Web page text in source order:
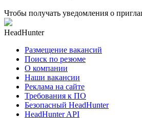
Чтобы получать уведомления о
HeadHunter
Размещение вакансий
Поиск по резюме
О компании
Наши вакансии
Реклама на сайте
Требования к ПО
Безопасный HeadHunter
HeadHunter API